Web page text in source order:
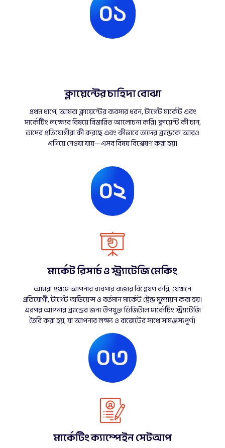
০১
ক্লায়েন্টের চাহিদা বোঝা
প্রথম ধাপে, আমরা ক্লায়েন্টের ব্যবসার ধরন, টার্গেট মার্কেট এবং
মার্কেটিং লক্ষ্যের বিষয়ে বিস্তারিত আলোচনা করি। ক্লায়েন্ট কী চান,
তাদের প্রতিযোগীরা কী করছে এবং কীভাবে তাদের ব্র্যান্ডকে আরও
এগিয়ে নেওয়া যায়—এসব বিষয় বিশ্লেষণ করা হয়।
০২
মার্কেট রিসার্চ ও স্ট্র্যাটেজি মেকিং
আমরা প্রথমে আপনার ব্যবসার বাজার বিশ্লেষণ করি, যেখানে
প্রতিযোগী, টার্গেট অডিয়েন্স ও বর্তমান মার্কেট ট্রেন্ড মূল্যায়ন করা হয়।
এরপর আপনার ব্র্যান্ডের জন্য উপযুক্ত ডিজিটাল মার্কেটিং স্ট্র্যাটেজি
তৈরি করা হয়, যা আপনার লক্ষ্য ও বাজেটের সাথে সামঞ্জস্যপূর্ণ।
০৩
মার্কেটিং ক্যাম্পেইন সেটআপ